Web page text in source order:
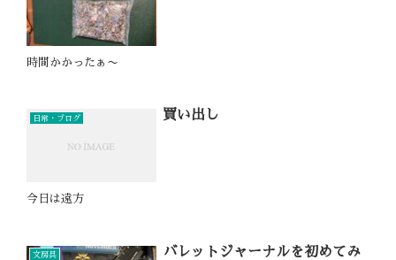
時間かかったぁ〜
日常・ブログ 買い出し
今日は遠方
文房具
バレットジャーナルを初めてみ